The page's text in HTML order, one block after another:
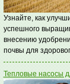
Узнайте, как
успешного
внесению
почвы для
Тепловые насосы